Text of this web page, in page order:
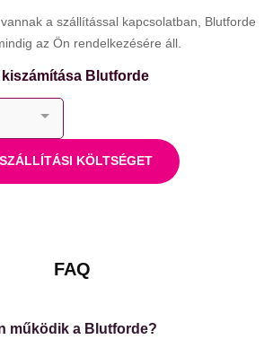
a szállítással kapcsolatban, Blutforde
az Ön rendelkezésére áll.
Blutforde
KÖLTSÉGET
FAQ
működik a Blutforde?